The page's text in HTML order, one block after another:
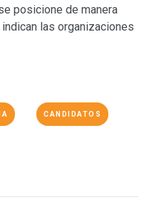
posicione de manera
las organizaciones
CANDIDATOS